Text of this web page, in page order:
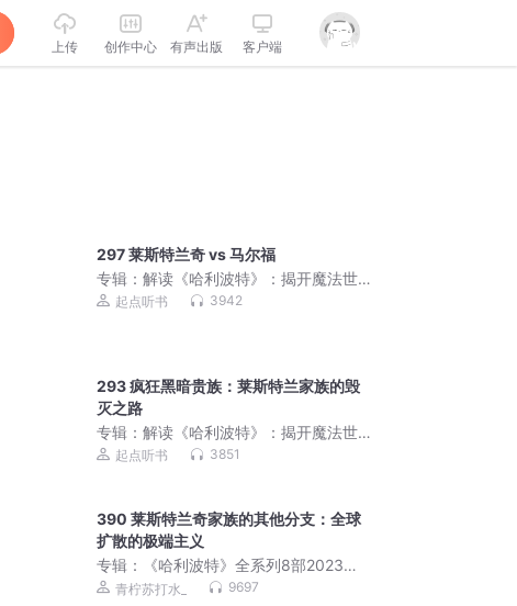
上传 创作中心 有声出版 客户端
297 莱斯特兰奇 vs 马尔福
专辑：解读《哈利波特》：揭开魔法世
界的100个秘密
起点听书 3942
293 疯狂黑暗贵族：莱斯特兰家族的毁
灭之路
专辑：解读《哈利波特》：揭开魔法世
界的100个秘密
起点听书 3851
390 莱斯特兰奇家族的其他分支：全球
扩散的极端主义
专辑：
《哈利波特》全系列8部2023全
新解读：揭开霍格沃茨魔法世界的秘密 |
青柠苏打水_ 9697